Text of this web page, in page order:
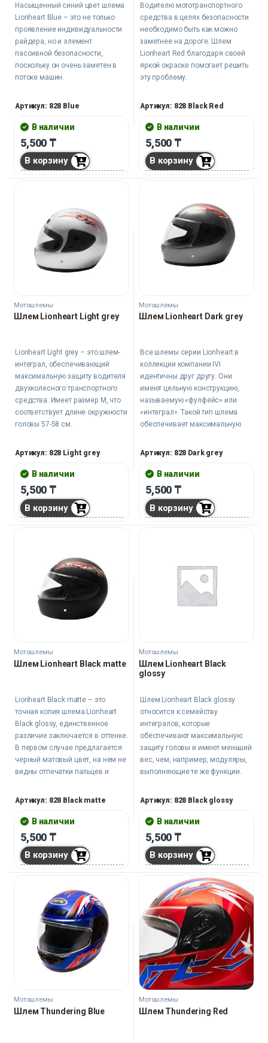
Насыщенный синий цвет шлема
Lionheart Blue – это не только
проявление индивидуальности
райдера, но и элемент
пассивной безопасности,
поскольку он очень заметен в
потоке машин.
Артикул: 828 Blue
В наличии
5,500 ₸
В корзину
Водителю мототранспортного
средства в целях безопасности
необходимо быть как можно
заметнее на дороге. Шлем
Lionheart Red благодаря своей
яркой окраске помогает решить
эту проблему.
Артикул: 828 Black Red
В наличии
5,500 ₸
В корзину
Мотошлемы
Шлем Lionheart Light grey
Lionheart Light grey – это шлем-
интеграл, обеспечивающий
максимальную защиту водителя
двухколесного транспортного
средства. Имеет размер М, что
соответствует длине окружности
головы 57-58 см.
Артикул: 828 Light grey
В наличии
5,500 ₸
В корзину
Мотошлемы
Шлем Lionheart Dark grey
Все шлемы серии Lionheart в
коллекции компании IVI
идентичны друг другу. Они
имеют цельную конструкцию,
называемую «фулфейс» или
«интеграл». Такой тип шлема
обеспечивает максимальную
присмотреться к нему
Артикул: 828 Dark grey
В наличии
5,500 ₸
В корзину
Мотошлемы
Шлем Lionheart Black matte
Lionheart Black matte – это
точная копия шлема Lionheart
Black glossy, единственное
различие заключается в оттенке.
В первом случае предлагается
черный матовый цвет, на нем не
видны отпечатки пальцев и
более приятным, хотя это дело
Артикул: 828 Black matte
В наличии
5,500 ₸
В корзину
Мотошлемы
Шлем Lionheart Black
glossy
Шлем Lionheart Black glossy
относится к семейству
интегралов, которые
обеспечивают максимальную
защиту головы и имеют меньший
вес, чем, например, модуляры,
выполняющие те же функции.
Артикул: 828 Black glossy
В наличии
5,500 ₸
В корзину
Мотошлемы
Шлем Thundering Blue
Мотошлемы
Шлем Thundering Red